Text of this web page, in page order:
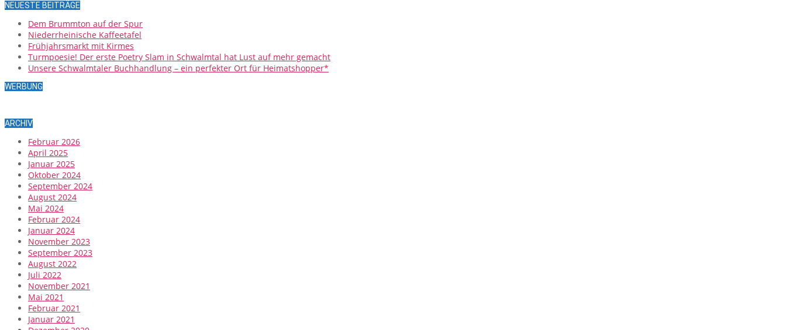
NEUESTE BEITRÄGE
Dem Brummton auf der Spur
Niederrheinische Kaffeetafel
Frühjahrsmarkt mit Kirmes
Turmpoesie! Der erste Poetry Slam in Schwalmtal hat Lust auf mehr gemacht
Unsere Schwalmtaler Buchhandlung – ein perfekter Ort für Heimatshopper*
WERBUNG
ARCHIV
Februar 2026
April 2025
Januar 2025
Oktober 2024
September 2024
August 2024
Mai 2024
Februar 2024
Januar 2024
November 2023
September 2023
August 2022
Juli 2022
November 2021
Mai 2021
Februar 2021
Januar 2021